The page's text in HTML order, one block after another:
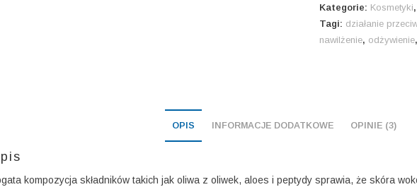
Kategorie: Kosmetyki,
Tagi: działanie
nawilżenie, odżywienie,
OPIS INFORMACJE DODATKOWE OPINIE (3)
kompozycja składników takich jak oliwa z oliwek, aloes i peptydy sprawia, że skóra